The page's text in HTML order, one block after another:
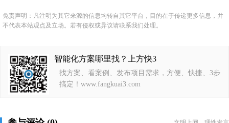
免责声明：凡注明为其它来源的信息均转自其它平台，目的在于传递更多信息，并
不代表本站观点及立场。若有侵权或异议请联系我们处理。
智能化方案哪里找？上方快3
找方案、看案例、发布项目需求，方便、快捷、3步
搞定！www.fangkuai3.com